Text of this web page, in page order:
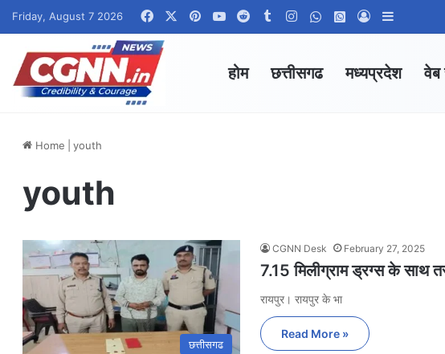
Friday, August 7 2026 FacebookPinterestYouTubeRedditTumblrInstagramWhatsApp Channel
WhatsApp Group
Log In
होम छत्तीसगढ मध्यप्रदेश वेब
Home youth
youth
छत्तीसगढ
CGNN Desk February 27, 2025
7.15 मिलीग्राम ड्रग्स के साथ
रायपुर। रायपुर के भा
Read More »